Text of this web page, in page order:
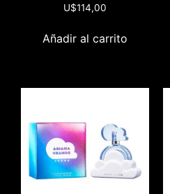
U$114,00
Añadir al carrito